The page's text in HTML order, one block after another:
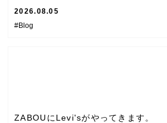
2026.08.05
#Blog
ZABOUにLevi'sがやってきます。